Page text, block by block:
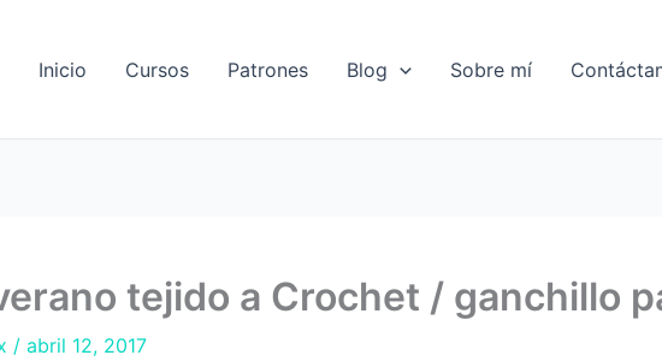
Inicio Cursos Patrones Blog Sobre mí
tejido a Crochet / ganchillo
/ abril 12, 2017